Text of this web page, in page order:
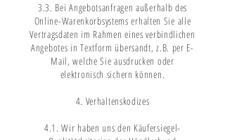
3.3. Bei Angebotsanfragen außerhalb des
Online-Warenkorbsystems erhalten Sie alle
Vertragsdaten im Rahmen eines verbindlichen
Angebotes in Textform übersandt, z.B. per E-
Mail, welche Sie ausdrucken oder
elektronisch sichern können.
4. Verhaltenskodizes
4.1. Wir haben uns den Käufersiegel-